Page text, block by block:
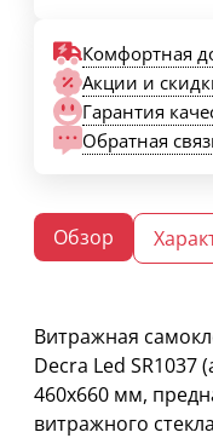
Комфортная
Акции и
Гарантия
Обратная
Обзор
Витражная
Decra Led SR1037
460х660 мм,
витражного